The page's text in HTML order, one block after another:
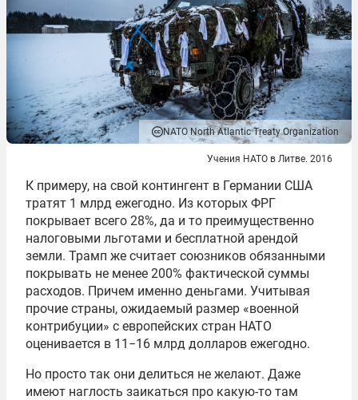
NATO North Atlantic Treaty Organization
Учения НАТО в Литве. 2016
К примеру, на свой контингент в Германии США
тратят 1 млрд ежегодно. Из которых ФРГ
покрывает всего 28%, да и то преимущественно
налоговыми льготами и бесплатной арендой
земли. Трамп же считает союзников обязанными
покрывать не менее 200% фактической суммы
расходов. Причем именно деньгами. Учитывая
прочие страны, ожидаемый размер «военной
контрибуции» с европейских стран НАТО
оценивается в 11−16 млрд долларов ежегодно.
Но просто так они делиться не желают. Даже
имеют наглость заикаться про какую-то там